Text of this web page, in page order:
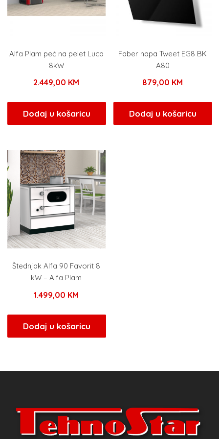
Alfa Plam peć na pelet Luca
8kW
2.449,00 KM
Dodaj u košaricu
Faber napa Tweet EG8 BK
A80
879,00 KM
Dodaj u košaricu
Štednjak Alfa 90 Favorit 8
kW – Alfa Plam
1.499,00 KM
Dodaj u košaricu